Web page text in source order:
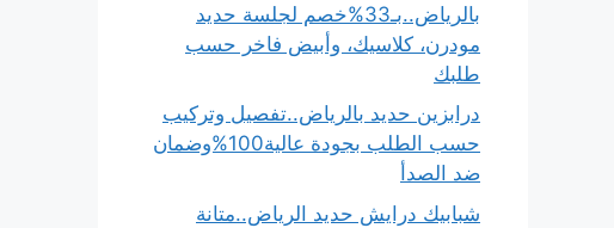
بالرياض..بـ33%خصم لجلسة حديد
مودرن، كلاسيك، وأبيض فاخر حسب
طلبك
درابزين حديد بالرياض..تفصيل وتركيب
حسب الطلب بجودة عالية100%وضمان
ضد الصدأ
شبابيك درايش حديد الرياض..متانة